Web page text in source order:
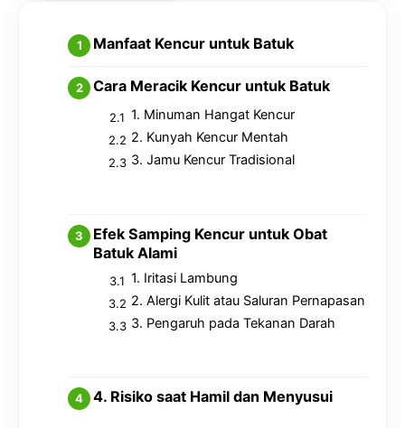
Manfaat Kencur untuk Batuk
Cara Meracik Kencur untuk Batuk
1. Minuman Hangat Kencur
2. Kunyah Kencur Mentah
3. Jamu Kencur Tradisional
Efek Samping Kencur untuk Obat
Batuk Alami
1. Iritasi Lambung
2. Alergi Kulit atau Saluran Pernapasan
3. Pengaruh pada Tekanan Darah
4. Risiko saat Hamil dan Menyusui